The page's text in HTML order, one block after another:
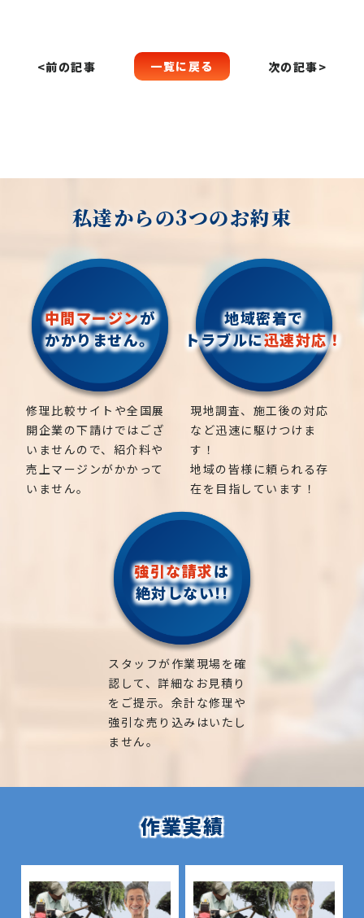
<前の記事 一覧に戻る 次の記事>
私達からの3つのお約束
中間マージンが
かかりません。
修理比較サイトや全国展
開企業の下請けではござ
いませんので、紹介料や
売上マージンがかかって
いません。
地域密着で
トラブルに迅速対応！
現地調査、施工後の対応
など迅速に駆けつけま
す！
地域の皆様に頼られる存
在を目指しています！
強引な請求は
絶対しない!!
スタッフが作業現場を確
認して、詳細なお見積り
をご提示。余計な修理や
強引な売り込みはいたし
ません。
作業実績